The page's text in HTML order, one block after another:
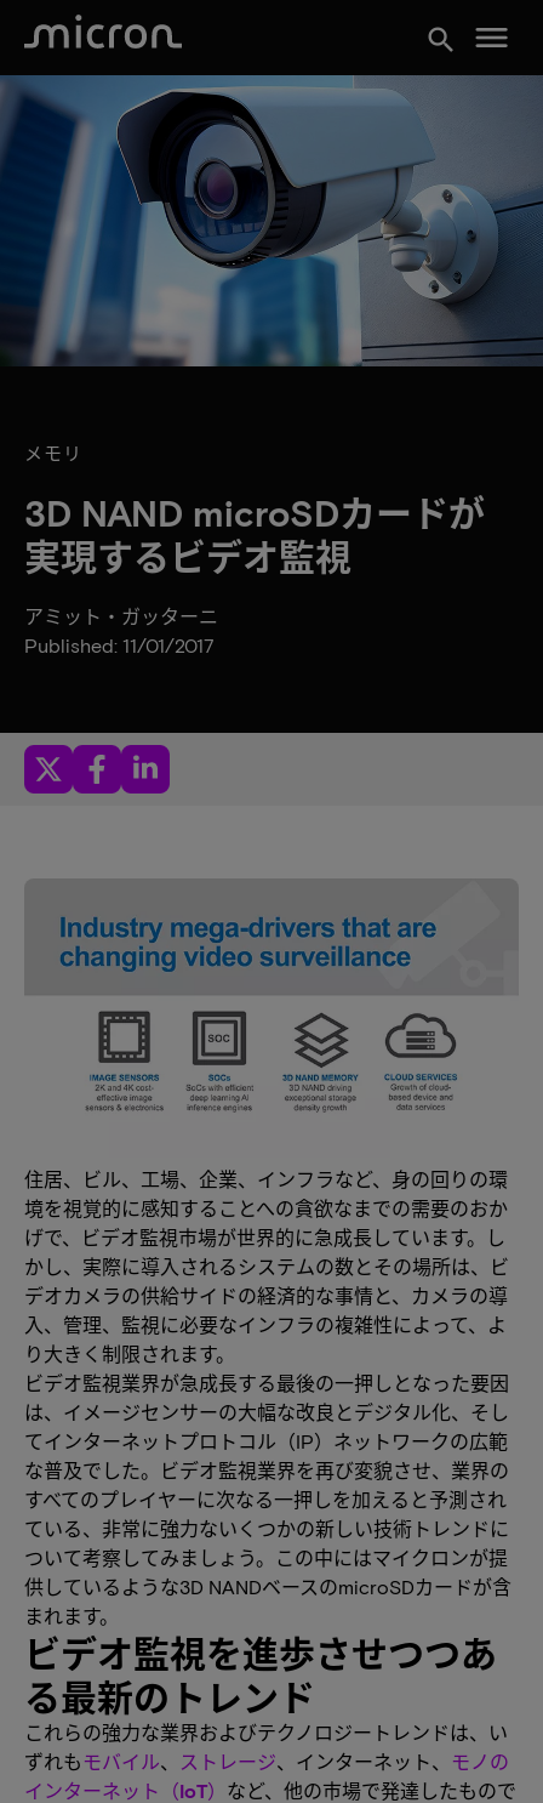
search menu
メモリ
3D NAND microSDカードが
実現するビデオ監視
アミット・ガッターニ
Published: 11/01/2017
住居、ビル、工場、企業、インフラなど、身の回りの環
境を視覚的に感知することへの貪欲なまでの需要のおか
げで、ビデオ監視市場が世界的に急成長しています。し
かし、実際に導入されるシステムの数とその場所は、ビ
デオカメラの供給サイドの経済的な事情と、カメラの導
入、管理、監視に必要なインフラの複雑性によって、よ
り大きく制限されます。
ビデオ監視業界が急成長する最後の一押しとなった要因
は、イメージセンサーの大幅な改良とデジタル化、そし
てインターネットプロトコル（IP）ネットワークの広範
な普及でした。ビデオ監視業界を再び変貌させ、業界の
すべてのプレイヤーに次なる一押しを加えると予測され
ている、非常に強力ないくつかの新しい技術トレンドに
ついて考察してみましょう。この中にはマイクロンが提
供しているような3D NANDベースのmicroSDカードが含
まれます。
ビデオ監視を進歩させつつあ
る最新のトレンド
これらの強力な業界およびテクノロジートレンドは、い
ずれも モバイル、 ストレージ、インターネット、
モノの
インターネット（IoT） など、他の市場で発達したもので